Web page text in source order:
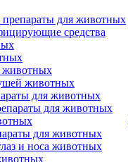
для животных
средства
животных
животных
для животных
для животных
для животных
и носа животных